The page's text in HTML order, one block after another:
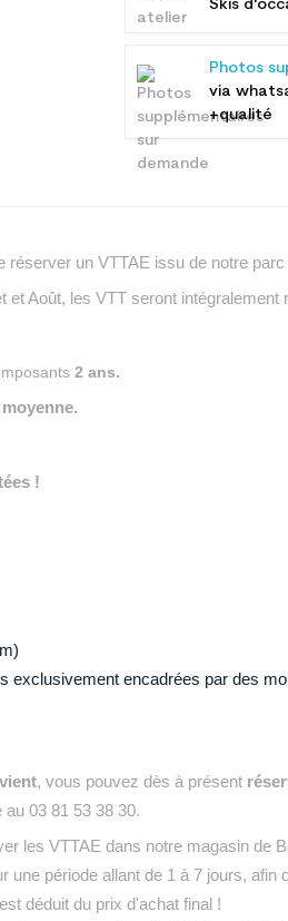
Skis
Photos
via
+qualité
un VTTAE issu de notre parc
et Août, les VTT seront
2 ans.
!
exclusivement encadrées par des
, vous pouvez dès à présent
03 81 53 38 30.
les VTTAE dans notre magasin de
une période allant de 1 à 7 jours,
déduit du prix d'achat final !